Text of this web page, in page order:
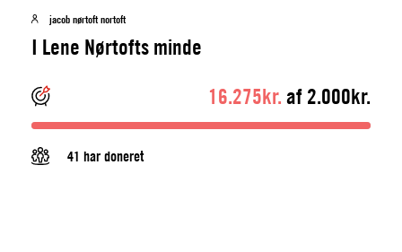
jacob nørtoft nortoft
I Lene Nørtofts minde
16.275kr. af 2.000kr.
41 har doneret